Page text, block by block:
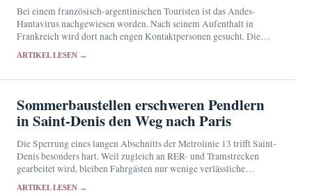
Bei einem französisch-argentinischen Touristen ist das Andes-
Hantavirus nachgewiesen worden. Nach seinem Aufenthalt in
Frankreich wird dort nach engen Kontaktpersonen gesucht. Die
ARTIKEL LESEN →
Sommerbaustellen erschweren Pendlern
in Saint-Denis den Weg nach Paris
Die Sperrung eines langen Abschnitts der Metrolinie 13 trifft Saint-
Denis besonders hart. Weil zugleich an RER- und Tramstrecken
gearbeitet wird, bleiben Fahrgästen nur wenige verlässliche
ARTIKEL LESEN →